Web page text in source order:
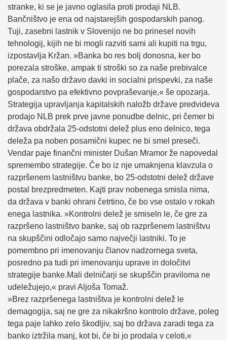
stranke, ki se je javno oglasila proti prodaji NLB.
Bančništvo je ena od najstarejših gospodarskih panog.
Tuji, zasebni lastnik v Slovenijo ne bo prinesel novih
tehnologij, kijih ne bi mogli razviti sami ali kupiti na trgu,
izpostavlja Kržan. »Banka bo res bolj donosna, ker bo
porezala stroške, ampak ti stroški so za naše prebivalce
plače, za našo državo davki in socialni prispevki, za naše
gospodarstvo pa efektivno povpraševanje,« še opozarja.
Strategija upravljanja kapitalskih naložb države predvideva
prodajo NLB prek prve javne ponudbe delnic, pri čemer bi
država obdržala 25-odstotni delež plus eno delnico, tega
deleža pa noben posamični kupec ne bi smel preseči.
Vendar paje finančni minister Dušan Mramor že napovedal
spremembo strategije. Če bo iz nje umaknjena klavzula o
razpršenem lastništvu banke, bo 25-odstotni delež države
postal brezpredmeten. Kajti prav nobenega smisla nima,
da država v banki ohrani četrtino, če bo vse ostalo v rokah
enega lastnika. »Kontrolni delež je smiseln le, če gre za
razpršeno lastništvo banke, saj ob razpršenem lastništvu
na skupščini odločajo samo največji lastniki. To je
pomembno pri imenovanju članov nadzornega sveta,
posredno pa tudi pri imenovanju uprave in določitvi
strategije banke.Mali delničarji se skupščin praviloma ne
udeležujejo,« pravi Aljoša Tomaž.
»Brez razpršenega lastništva je kontrolni delež le
demagogija, saj ne gre za nikakršno kontrolo države, poleg
tega paje lahko zelo škodljiv, saj bo država zaradi tega za
banko iztržila manj, kot bi, če bi jo prodala v celoti,«